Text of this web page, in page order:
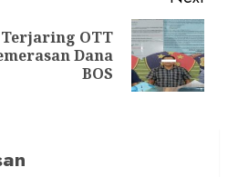
OTT
Dana
BOS